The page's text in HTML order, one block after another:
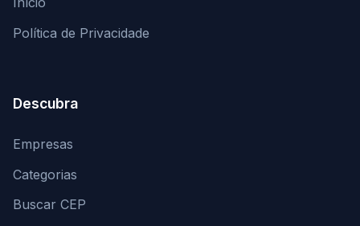
Política de Privacidade
Descubra
Empresas
Categorias
Buscar CEP